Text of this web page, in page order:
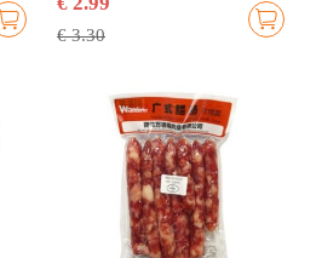
€ 3.30